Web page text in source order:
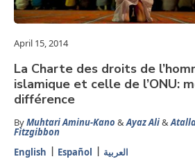
April 15, 2014
La Charte des droits de
islamique et celle de l’ONU:
différence
ByMuhtari Aminu-Kano & Ayaz Ali&
Fitzgibbon
English
Español العربية